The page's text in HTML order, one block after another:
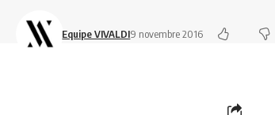
Equipe VIVALDI9 novembre 2016